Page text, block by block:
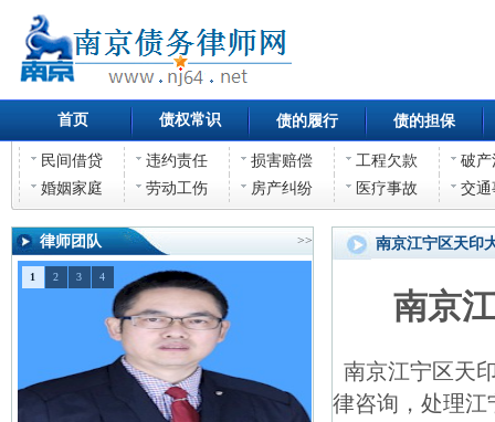
首页 债权常识 债的履行 债的担保
民间借贷 违约责任 损害赔偿 工程欠款
破产
婚姻家庭
劳动工伤 房产纠纷 医疗事故 交通
律师团队 >>
1 2 3 4
南京江宁区天印
南京
南京江宁区天
律咨询，处理江